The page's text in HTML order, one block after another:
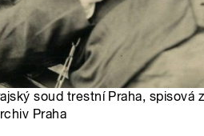
soud trestní Praha, spisová
Praha